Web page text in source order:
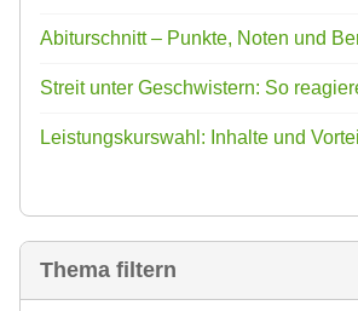
Abiturschnitt – Punkte, Noten und
Streit unter Geschwistern: So
Leistungskurswahl: Inhalte und
Thema filtern